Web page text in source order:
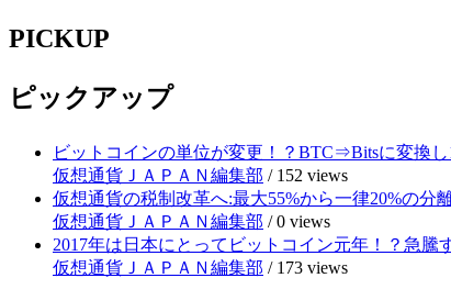
PICKUP
ピックアップ
ビットコインの単位が変更！？BTC⇒Bitsに変換し
仮想通貨ＪＡＰＡＮ編集部 / 152 views
仮想通貨の税制改革へ:最大55%から一律20%の分
仮想通貨ＪＡＰＡＮ編集部 /0 views
2017年は日本にとってビットコイン元年！？急騰
仮想通貨ＪＡＰＡＮ編集部 / 173 views